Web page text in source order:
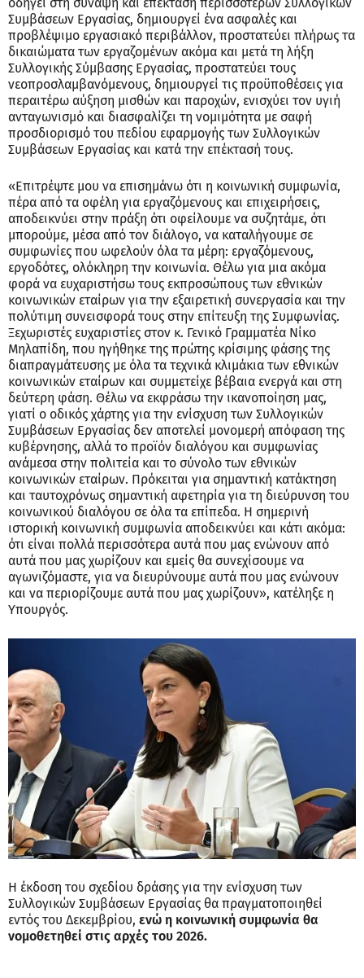
Συμβάσεων Εργασίας, δημιουργεί ένα ασφαλές και
προβλέψιμο εργασιακό περιβάλλον, προστατεύει πλήρως τα
δικαιώματα των εργαζομένων ακόμα και μετά τη λήξη
Συλλογικής Σύμβασης Εργασίας, προστατεύει τους
νεοπροσλαμβανόμενους, δημιουργεί τις προϋποθέσεις για
περαιτέρω αύξηση μισθών και παροχών, ενισχύει τον υγιή
ανταγωνισμό και διασφαλίζει τη νομιμότητα με σαφή
προσδιορισμό του πεδίου εφαρμογής των Συλλογικών
Συμβάσεων Εργασίας και κατά την επέκτασή τους.
«Επιτρέψτε μου να επισημάνω ότι η κοινωνική συμφωνία,
πέρα από τα οφέλη για εργαζόμενους και επιχειρήσεις,
αποδεικνύει στην πράξη ότι οφείλουμε να συζητάμε, ότι
μπορούμε, μέσα από τον διάλογο, να καταλήγουμε σε
συμφωνίες που ωφελούν όλα τα μέρη: εργαζόμενους,
εργοδότες, ολόκληρη την κοινωνία. Θέλω για μια ακόμα
φορά να ευχαριστήσω τους εκπροσώπους των εθνικών
κοινωνικών εταίρων για την εξαιρετική συνεργασία και την
πολύτιμη συνεισφορά τους στην επίτευξη της Συμφωνίας.
Ξεχωριστές ευχαριστίες στον κ. Γενικό Γραμματέα Νίκο
Μηλαπίδη, που ηγήθηκε της πρώτης κρίσιμης φάσης της
διαπραγμάτευσης με όλα τα τεχνικά κλιμάκια των εθνικών
κοινωνικών εταίρων και συμμετείχε βέβαια ενεργά και στη
δεύτερη φάση. Θέλω να εκφράσω την ικανοποίηση μας,
γιατί ο οδικός χάρτης για την ενίσχυση των Συλλογικών
Συμβάσεων Εργασίας δεν αποτελεί μονομερή απόφαση της
κυβέρνησης, αλλά το προϊόν διαλόγου και συμφωνίας
ανάμεσα στην πολιτεία και το σύνολο των εθνικών
κοινωνικών εταίρων. Πρόκειται για σημαντική κατάκτηση
και ταυτοχρόνως σημαντική αφετηρία για τη διεύρυνση του
κοινωνικού διαλόγου σε όλα τα επίπεδα. Η σημερινή
ιστορική κοινωνική συμφωνία αποδεικνύει και κάτι ακόμα:
ότι είναι πολλά περισσότερα αυτά που μας ενώνουν από
αυτά που μας χωρίζουν και εμείς θα συνεχίσουμε να
αγωνιζόμαστε, για να διευρύνουμε αυτά που μας ενώνουν
και να περιορίζουμε αυτά που μας χωρίζουν», κατέληξε η
Υπουργός.
Η έκδοση του σχεδίου δράσης για την ενίσχυση των
Συλλογικών Συμβάσεων Εργασίας θα πραγματοποιηθεί
εντός του Δεκεμβρίου, ενώ η κοινωνική συμφωνία θα
νομοθετηθεί στις αρχές του 2026.